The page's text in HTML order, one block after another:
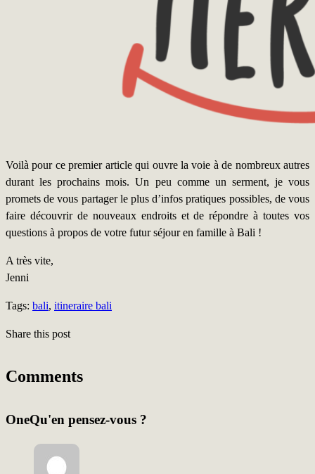
Voilà pour ce premier article qui ouvre la voie à de nombreux autres
durant les prochains mois. Un peu comme un serment, je vous
promets de vous partager le plus d’infos pratiques possibles, de vous
faire découvrir de nouveaux endroits et de répondre à toutes vos
questions à propos de votre futur séjour en famille à Bali !
A très vite,
Jenni
Tags: bali, itineraire bali
Share this post
Comments
OneQu'en pensez-vous ?